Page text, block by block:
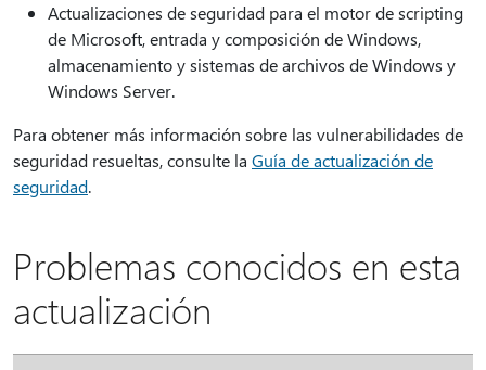
Actualizaciones de seguridad para el motor de scripting
de Microsoft, entrada y composición de Windows,
almacenamiento y sistemas de archivos de Windows y
Windows Server.
Para obtener más información sobre las vulnerabilidades de
seguridad resueltas, consulte la Guía de actualización de
seguridad.
Problemas conocidos en esta
actualización